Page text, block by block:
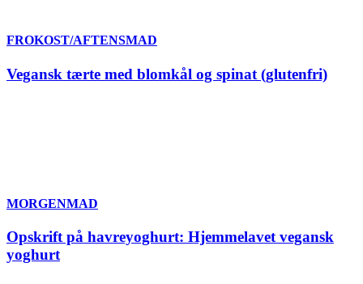
FROKOST/AFTENSMAD
Vegansk tærte med blomkål og spinat (glutenfri)
MORGENMAD
Opskrift på havreyoghurt: Hjemmelavet vegansk
yoghurt